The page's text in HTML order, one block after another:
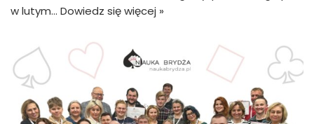
w lutym… Dowiedz się więcej »